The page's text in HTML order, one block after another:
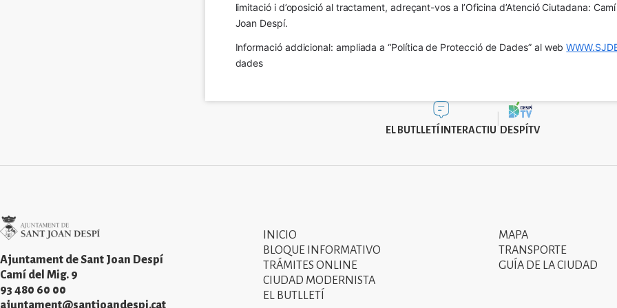
limitació i d’oposició al tractament, adreçant-vos a l’Oficina d’Atenció Ciutadana:
Joan Despí.
Informació addicional: ampliada a “Política de Protecció de Dades” al web
dades
EL BUTLLETÍ INTERACTIU DESPÍTV
Imatge
Ajuntament de Sant Joan Despí
Camí del Mig. 9
93 480 60 00
ajuntament@santjoandespi.cat
Primer
menú
INICIO
BLOQUE INFORMATIVO
TRÁMITES ONLINE
CIUDAD MODERNISTA
EL BUTLLETÍ
Segon
menú
MAPA
TRANSPORTE
GUÍA DE LA CIUDAD